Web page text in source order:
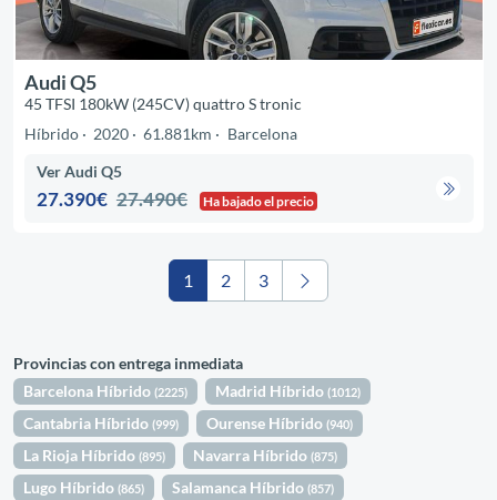
Audi Q5
45 TFSI 180kW (245CV) quattro S tronic
Híbrido
2020 61.881km Barcelona
Ver Audi Q5
27.390€ 27.490€ Ha bajado el precio
1 2 3
Provincias con entrega inmediata
Barcelona Híbrido(2225) Madrid Híbrido(1012)
Cantabria Híbrido(999) Ourense Híbrido(940)
La Rioja Híbrido(895) Navarra Híbrido(875)
Lugo Híbrido(865) Salamanca Híbrido(857)